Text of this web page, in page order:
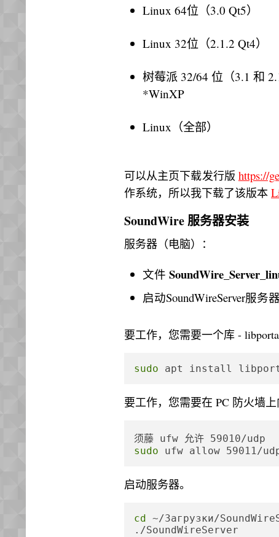
Linux 64位（3.0 Qt5）
Linux 32位（2.1.2 Qt4）
树莓派 32/64 位（3.1 和
*WinXP
Linux（全部）
可以从主页下载发行版 https://
作系统，所以我下载了该版本
SoundWire 服务器安装
服务器（电脑）：
文件
启动SoundWireServer服务器
要工作，您需要一个库 -
sudo apt install
要工作，您需要在 PC 防火墙上
sudo ufw allow 59011/
启动服务器。
cd ~/Загрузки/
./SoundWireServer